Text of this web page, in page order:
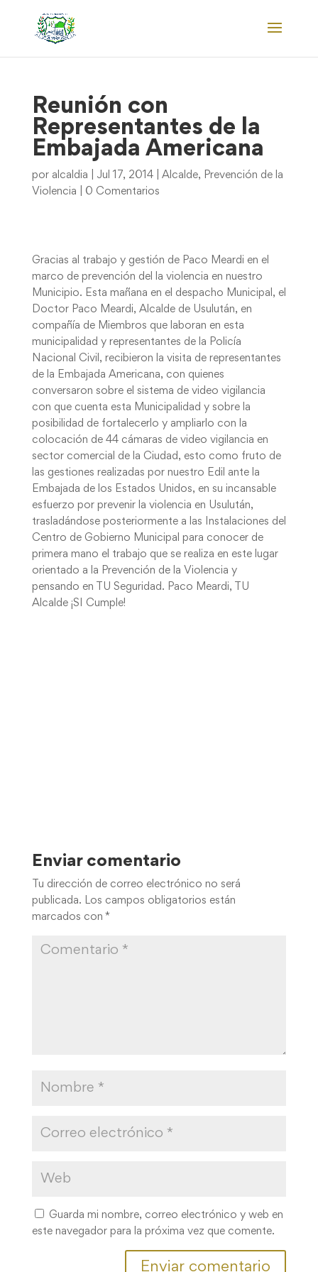
Reunión con
Representantes de la
Embajada Americana
por alcaldia Jul 17, 2014| Alcalde, Prevención de la
Violencia
0 Comentarios
Gracias al trabajo y gestión de Paco Meardi en el
marco de prevención del la violencia en nuestro
Municipio. Esta mañana en el despacho Municipal, el
Doctor Paco Meardi, Alcalde de Usulután, en
compañía de Miembros que laboran en esta
municipalidad y representantes de la Policía
Nacional Civil, recibieron la visita de representantes
de la Embajada Americana, con quienes
conversaron sobre el sistema de video vigilancia
con que cuenta esta Municipalidad y sobre la
posibilidad de fortalecerlo y ampliarlo con la
colocación de 44 cámaras de video vigilancia en
sector comercial de la Ciudad, esto como fruto de
las gestiones realizadas por nuestro Edil ante la
Embajada de los Estados Unidos, en su incansable
esfuerzo por prevenir la violencia en Usulután,
trasladándose posteriormente a las Instalaciones del
Centro de Gobierno Municipal para conocer de
primera mano el trabajo que se realiza en este lugar
orientado a la Prevención de la Violencia y
pensando en TU Seguridad. Paco Meardi, TU
Alcalde ¡SI Cumple!
Enviar comentario
Tu dirección de correo electrónico no será
publicada. Los campos obligatorios están
marcados con *
Guarda mi nombre, correo electrónico y web en
este navegador para la próxima vez que comente.